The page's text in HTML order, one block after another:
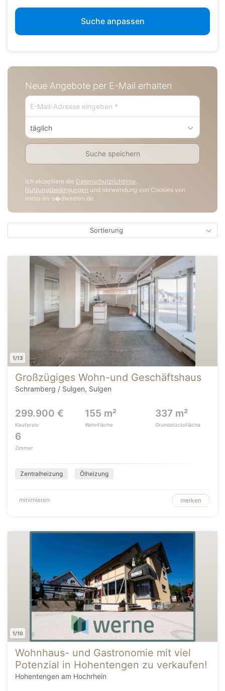
Suche anpassen
Neue Angebote per E-Mail erhalten
täglich
Suche speichern
Ich akzeptiere die Datenschutzrichtlinie,
Nutzungsbedingungen und Verwendung von Cookies von
immo-im-s�dwesten.de.
Sortierung
1/13
Großzügiges Wohn-und Geschäftshaus
Schramberg / Sulgen, Sulgen
299.900 €
Kaufpreis
155 m²
Wohnfläche
337 m²
Grundstücksfläche
6
Zimmer
Zentralheizung Ölheizung
minimieren merken
1/10
Wohnhaus- und Gastronomie mit viel
Potenzial in Hohentengen zu verkaufen!
Hohentengen am Hochrhein